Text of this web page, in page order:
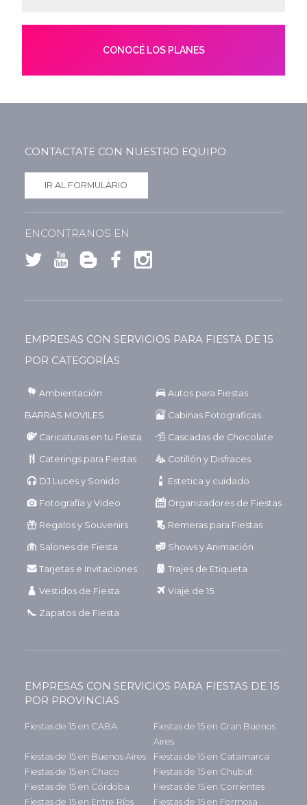
CONOCÉ LOS PLANES
CONTACTATE CON NUESTRO EQUIPO
IR AL FORMULARIO
ENCONTRANOS EN
EMPRESAS CON SERVICIOS PARA FIESTA DE 15
POR CATEGORÍAS
Ambientación Autos para Fiestas
BARRAS MOVILES Cabinas Fotograficas
Caricaturas en tu Fiesta Cascadas de Chocolate
Caterings para Fiestas Cotillón y Disfraces
DJ Luces y Sonido Estetica y cuidado
Fotografía y Video Organizadores de Fiestas
Regalos y Souvenirs Remeras para Fiestas
Salones de Fiesta Shows y Animación
Tarjetas e Invitaciones Trajes de Etiqueta
Vestidos de Fiesta Viaje de 15
Zapatos de Fiesta
EMPRESAS CON SERVICIOS PARA FIESTAS DE 15
POR PROVINCIAS
Fiestas de 15 en CABA
Fiestas de 15 en Gran Buenos
Aires
Fiestas de 15 en Buenos Aires
Fiestas de 15 en Catamarca
Fiestas de 15 en Chaco
Fiestas de 15 en Chubut
Fiestas de 15 en Córdoba
Fiestas de 15 en Corrientes
Fiestas de 15 en Entre Ríos
Fiestas de 15 en Formosa